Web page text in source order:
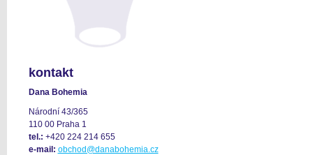
kontakt
Dana Bohemia
Národní 43/365
110 00 Praha 1
tel.: +420 224 214 655
e-mail: obchod@danabohemia.cz